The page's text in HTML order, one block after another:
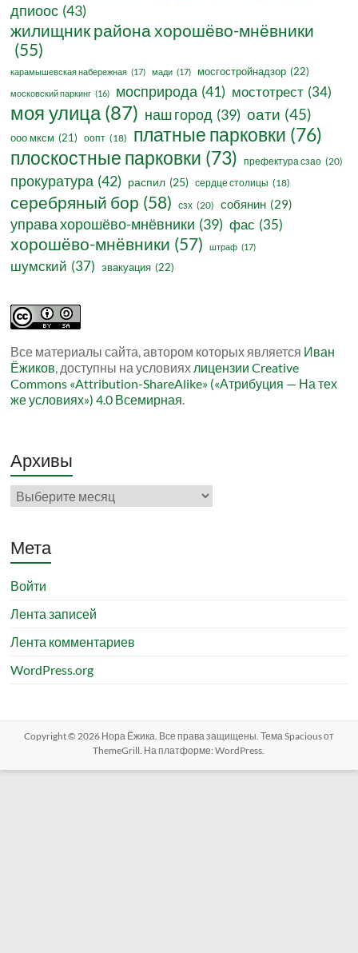
дпиоос (43)
жилищник района хорошёво-мнёвники
(55)
карамышевская набережная (17) мади (17) мосгостройнадзор (22)
московский паркинг (16) мосприрода (41) мостотрест (34)
моя улица(87) наш город (39) оати (45)
ооо мксм (21) оопт (18) платные парковки (76)
плоскостные парковки (73) префектура сзао (20)
прокуратура (42) распил (25) сердце столицы (18)
серебряный бор (58) сзх (20) собянин (29)
управа хорошёво-мнёвники (39) фас (35)
хорошёво-мнёвники (57) штраф (17)
шумский (37) эвакуация (22)
Все материалы сайта, автором которых является Иван
Ёжиков, доступны на условиях лицензии Creative
Commons «Attribution-ShareAlike» («Атрибуция — На тех
же условиях») 4.0 Всемирная.
Архивы
Архивы
Мета
Войти
Лента записей
Лента комментариев
WordPress.org
Copyright © 2026 Нора Ёжика . Все права защищены. Тема Spaciousот
ThemeGrill. На платформе:WordPress